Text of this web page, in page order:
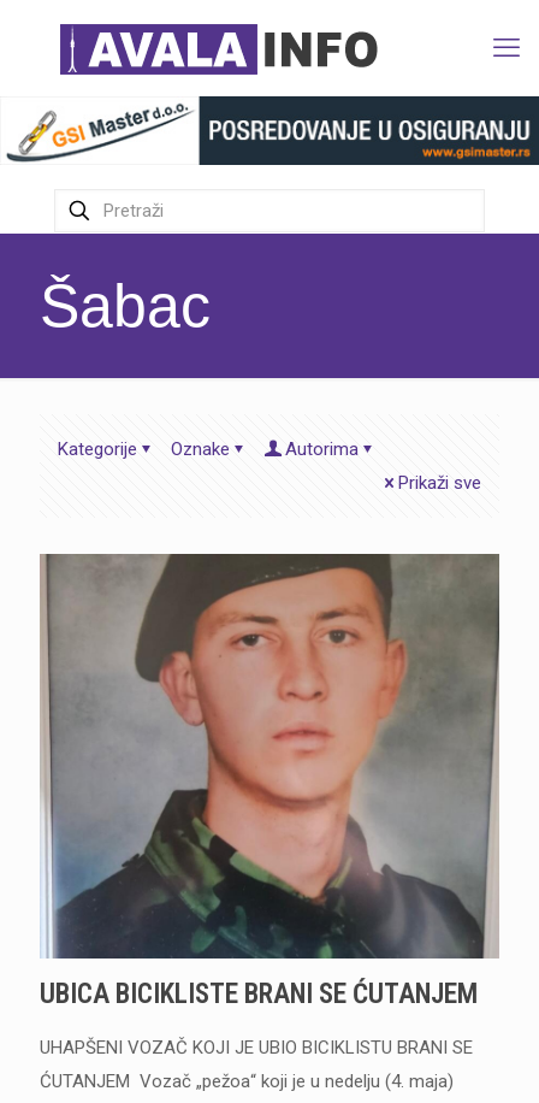
Šabac
Kategorije Oznake
Autorima
Prikaži sve
UBICA BICIKLISTE BRANI SE ĆUTANJEM
UHAPŠENI VOZAČ KOJI JE UBIO BICIKLISTU BRANI SE
ĆUTANJEM Vozač „pežoa“ koji je u nedelju (4. maja)